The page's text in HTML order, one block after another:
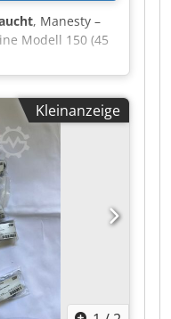
, Manesty –
Modell 150 (45
an
bis hin zu
unschlagbare
vier
und
dass der
Lösung für
bietet und so
höchster
Kleinanzeige